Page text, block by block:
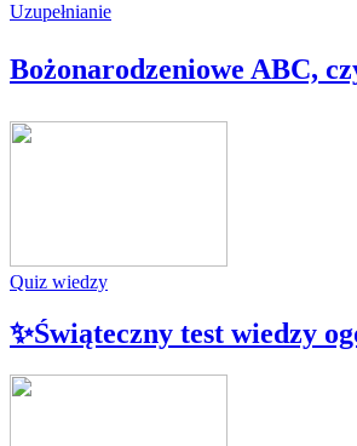
Uzupełnianie
Bożonarodzeniowe ABC,
Quiz wiedzy
✨Świąteczny test wiedzy